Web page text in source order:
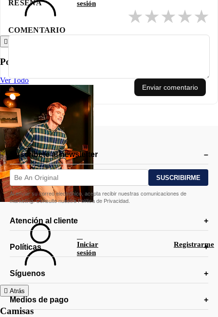
sesión
Polos
Ver Todo
Iniciar
sesión
Registrarme
Atrás
Camisas
RESEÑA
★
★
★
★
★
COMENTARIO
Enviar comentario
Suscríbete al newsletter
Al enviar su correo electrónico, acepta recibir nuestras comunicaciones de
marketing. Consulte nuestra Política de Privacidad.
Atención al cliente
Políticas
Síguenos
Medios de pago